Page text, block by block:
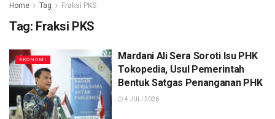
Home Tag Fraksi PKS
Tag: Fraksi PKS
EKONOMI
Mardani Ali Sera Soroti Isu PHK
Tokopedia, Usul Pemerintah
Bentuk Satgas Penanganan PHK
4 JULI 2026